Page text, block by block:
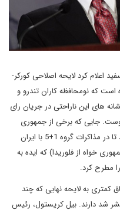
اعلام کرد لایحه اصلاحی کورکر-
که نومحافظه کاران تندرو و
های این ناراحتی در جریان رای
جایی که برخی از جمهوری
خواهان خواستار تصویب الحاقیه هایی بودند تا در مذاکرات گروه 1+5 با ایران
خواه از فلوریدا) که ایده به
مطرح کرد.
کمتری به لایحه نهایی که چند
شد دارند. بیل کریستول، رئیس